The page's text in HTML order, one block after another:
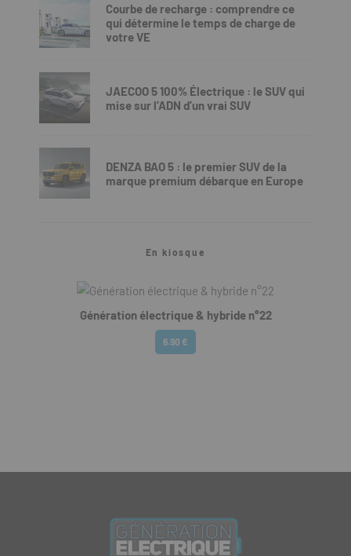
Courbe de recharge : comprendre ce
qui détermine le temps de charge de
votre VE
JAECOO 5 100% Électrique : le SUV qui
mise sur l’ADN d’un vrai SUV
DENZA BAO 5 : le premier SUV de la
marque premium débarque en Europe
En kiosque
Génération électrique & hybride n°22
6.90 €